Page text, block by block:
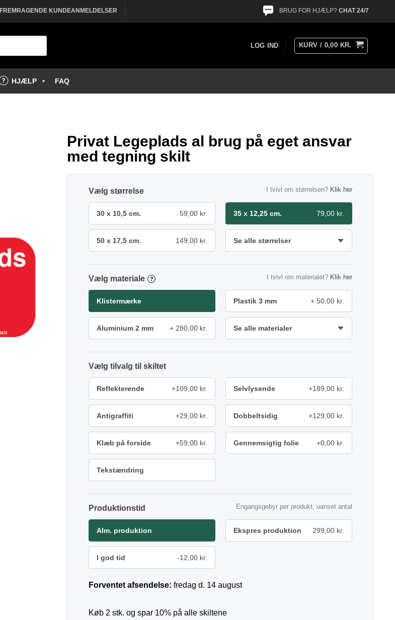
FREMRAGENDE KUNDEANMELDELSER BRUG FOR HJÆLP? CHAT 24/7
LOG IND KURV / 0,00 KR.
HJÆLP FAQ
Privat Legeplads al brug på eget ansvar
med tegning skilt
størrelse I tvivl om størrelsen? Klik her
30 x 10,5 cm. 59,00 kr. 35 x 12,25 cm. 79,00 kr.
50 x 17,5 cm. 149,00 kr. Se alle størrelser
materiale ? I tvivl om materialet? Klik her
Klistermærke Plastik 3 mm 50,00 kr.
Aluminium 2 mm 280,00 kr. Se alle materialer
tilvalg
Reflekterende +109,00 kr. Selvlysende +189,00 kr.
Antigraffiti +29,00 kr. Dobbeltsidig +129,00 kr.
Klæb på forside +59,00 kr. Gennemsigtig folie +0,00 kr.
Tekstændring
Produktionstid Engangsgebyr per produkt, uanset antal
Alm. produktion Ekspres produktion 299,00 kr.
I god tid -12,00 kr.
Forventet afsendelse: fredag d. 14 august
Køb 2 stk. og spar 10% på alle skiltene